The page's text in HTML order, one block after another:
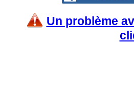
Un problème